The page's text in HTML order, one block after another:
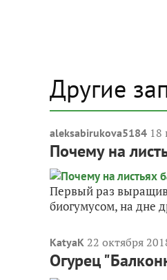
Другие
aleksabirukova5184 18
Почему на
Первый раз
биогумусом, на дне
KatyaK 22 октября
Огурец